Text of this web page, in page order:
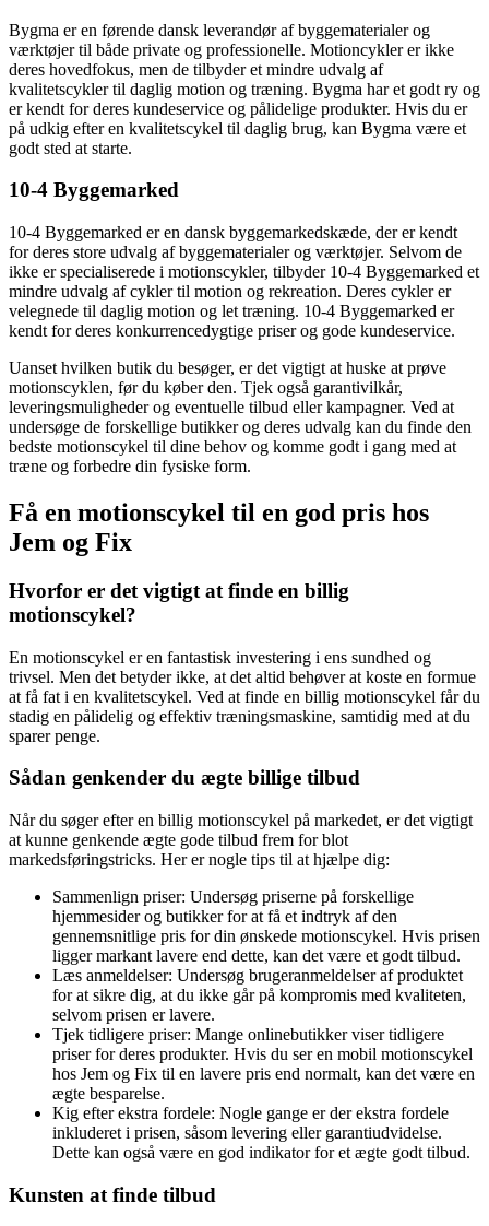
Bygma er en førende dansk leverandør af byggematerialer og
værktøjer til både private og professionelle. Motioncykler er ikke
deres hovedfokus, men de tilbyder et mindre udvalg af
kvalitetscykler til daglig motion og træning. Bygma har et godt ry og
er kendt for deres kundeservice og pålidelige produkter. Hvis du er
på udkig efter en kvalitetscykel til daglig brug, kan Bygma være et
godt sted at starte.
10-4 Byggemarked
10-4 Byggemarked er en dansk byggemarkedskæde, der er kendt
for deres store udvalg af byggematerialer og værktøjer. Selvom de
ikke er specialiserede i motionscykler, tilbyder 10-4 Byggemarked et
mindre udvalg af cykler til motion og rekreation. Deres cykler er
velegnede til daglig motion og let træning. 10-4 Byggemarked er
kendt for deres konkurrencedygtige priser og gode kundeservice.
Uanset hvilken butik du besøger, er det vigtigt at huske at prøve
motionscyklen, før du køber den. Tjek også garantivilkår,
leveringsmuligheder og eventuelle tilbud eller kampagner. Ved at
undersøge de forskellige butikker og deres udvalg kan du finde den
bedste motionscykel til dine behov og komme godt i gang med at
træne og forbedre din fysiske form.
Få en motionscykel til en god pris hos
Jem og Fix
Hvorfor er det vigtigt at finde en billig
motionscykel?
En motionscykel er en fantastisk investering i ens sundhed og
trivsel. Men det betyder ikke, at det altid behøver at koste en formue
at få fat i en kvalitetscykel. Ved at finde en billig motionscykel får du
stadig en pålidelig og effektiv træningsmaskine, samtidig med at du
sparer penge.
Sådan genkender du ægte billige tilbud
Når du søger efter en billig motionscykel på markedet, er det vigtigt
at kunne genkende ægte gode tilbud frem for blot
markedsføringstricks. Her er nogle tips til at hjælpe dig:
Sammenlign priser: Undersøg priserne på forskellige
hjemmesider og butikker for at få et indtryk af den
gennemsnitlige pris for din ønskede motionscykel. Hvis prisen
ligger markant lavere end dette, kan det være et godt tilbud.
Læs anmeldelser: Undersøg brugeranmeldelser af produktet
for at sikre dig, at du ikke går på kompromis med kvaliteten,
selvom prisen er lavere.
Tjek tidligere priser: Mange onlinebutikker viser tidligere
priser for deres produkter. Hvis du ser en mobil motionscykel
hos Jem og Fix til en lavere pris end normalt, kan det være en
ægte besparelse.
Kig efter ekstra fordele: Nogle gange er der ekstra fordele
inkluderet i prisen, såsom levering eller garantiudvidelse.
Dette kan også være en god indikator for et ægte godt tilbud.
Kunsten at finde tilbud